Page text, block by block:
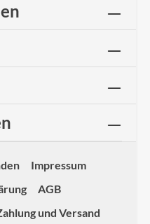
Impressum
AGB
und Versand